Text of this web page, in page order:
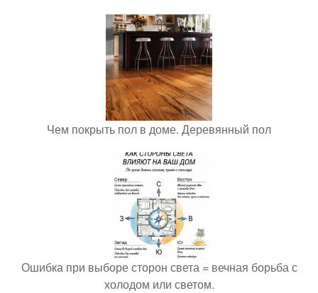
Чем покрыть пол в доме. Деревянный пол
Ошибка при выборе сторон света = вечная борьба с
холодом или светом.